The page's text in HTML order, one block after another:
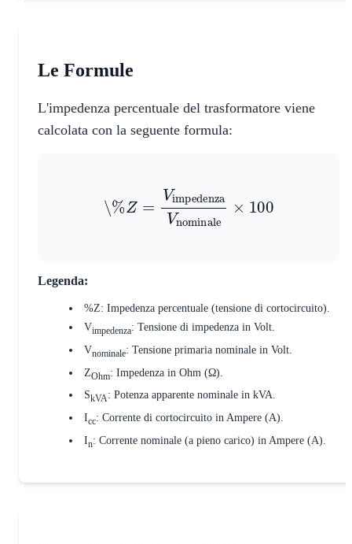
Le Formule
L'impedenza percentuale del trasformatore viene
calcolata con la seguente formula:
=VimpedenzaVnominale
Legenda:
%Z: Impedenza percentuale (tensione di cortocircuito).
Vimpedenza: Tensione di impedenza in Volt.
Vnominale: Tensione primaria nominale in Volt.
ZOhm: Impedenza in Ohm (Ω).
SkVA: Potenza apparente nominale in kVA.
Icc: Corrente di cortocircuito in Ampere (A).
In: Corrente nominale (a pieno carico) in Ampere (A).